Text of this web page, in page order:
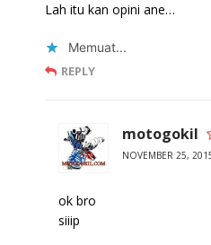
Lah itu kan opini ane…
Memuat...
REPLY
motogokil
NOVEMBER 25,
ok bro
siiip